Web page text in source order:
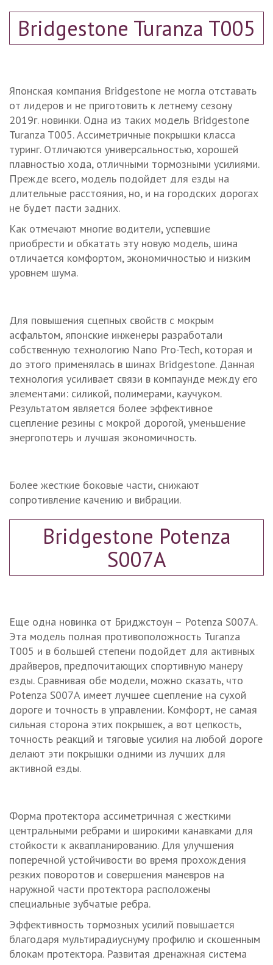
Bridgestone Turanza T005
Японская компания Bridgestone не могла отставать
от лидеров и не приготовить к летнему сезону
2019г. новинки. Одна из таких модель Bridgestone
Turanza T005. Ассиметричные покрышки класса
туринг. Отличаются универсальностью, хорошей
плавностью хода, отличными тормозными усилиями.
Прежде всего, модель подойдет для езды на
длительные расстояния, но, и на городских дорогах
не будет пасти задних.
Как отмечают многие водители, успевшие
приобрести и обкатать эту новую модель, шина
отличается комфортом, экономичностью и низким
уровнем шума.
Для повышения сцепных свойств с мокрым
асфальтом, японские инженеры разработали
собственную технологию Nano Pro-Tech, которая и
до этого применялась в шинах Bridgestone. Данная
технология усиливает связи в компаунде между его
элементами: силикой, полимерами, каучуком.
Результатом является более эффективное
сцепление резины с мокрой дорогой, уменьшение
энергопотерь и лучшая экономичность.
Более жесткие боковые части, снижают
сопротивление качению и вибрации.
Bridgestone Potenza
S007А
Еще одна новинка от Бриджстоун – Potenza S007А.
Эта модель полная противоположность Turanza
T005 и в большей степени подойдет для активных
драйверов, предпочитающих спортивную манеру
езды. Сравнивая обе модели, можно сказать, что
Potenza S007А имеет лучшее сцепление на сухой
дороге и точность в управлении. Комфорт, не самая
сильная сторона этих покрышек, а вот цепкость,
точность реакций и тяговые усилия на любой дороге
делают эти покрышки одними из лучших для
активной езды.
Форма протектора ассиметричная с жесткими
центральными ребрами и широкими канавками для
стойкости к аквапланированию. Для улучшения
поперечной устойчивости во время прохождения
резких поворотов и совершения маневров на
наружной части протектора расположены
специальные зубчатые ребра.
Эффективность тормозных усилий повышается
благодаря мультирадиуснуму профилю и скошенным
блокам протектора. Развитая дренажная система